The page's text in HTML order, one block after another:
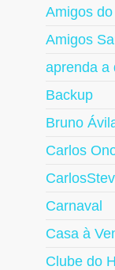
Amigos
Amigos
aprenda a
Backup
Bruno
Carlos
Carnaval
Casa à
Clube do